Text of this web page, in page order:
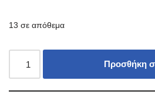
13 σε απόθεμα
Προσθήκη